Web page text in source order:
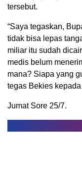
tersebut.
“Saya tegaskan,
tidak bisa lepas
miliar itu sudah
medis belum
mana? Siapa yang
tegas Bekies
Jumat Sore 25/7.